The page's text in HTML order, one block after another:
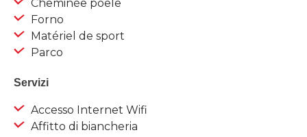
Cheminée poele
Forno
Matériel de sport
Parco
Servizi
Accesso Internet Wifi
Affitto di biancheria